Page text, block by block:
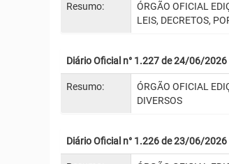
Resumo:
ÓRGÃO OFICIAL
LEIS, DECRETOS,
Diário Oficial n° 1.227 de 24/06/2026
Resumo:
ÓRGÃO OFICIAL
DIVERSOS
Diário Oficial n° 1.226 de 23/06/2026